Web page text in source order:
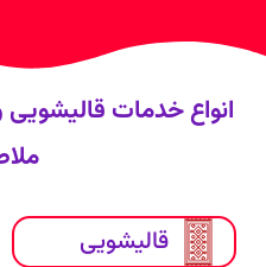
انواع خدمات
قالیشویی